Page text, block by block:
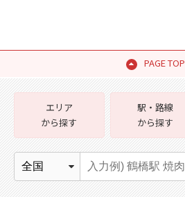
PAGE TOP
エリア
から探す
駅・路線
から探す